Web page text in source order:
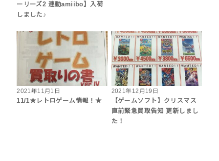
ーリーズ2 連動amiibo】入荷
しました♪
2021年11月1日
11/1★レトロゲーム情報！★
2021年12月19日
【ゲームソフト】クリスマス
直前緊急買取告知 更新しまし
た！